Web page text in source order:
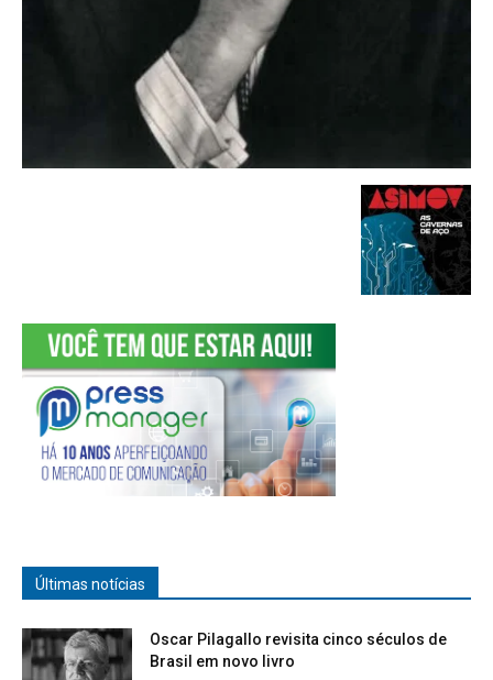
Últimas notícias
Oscar Pilagallo revisita cinco séculos de
Brasil em novo livro